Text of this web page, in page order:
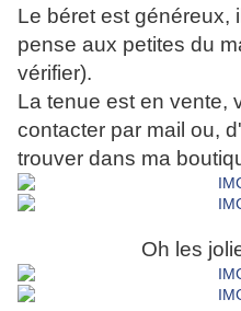
Le béret est généreux,
pense aux petites du
vérifier).
La tenue est en vente,
contacter par mail ou,
trouver dans ma
Oh les